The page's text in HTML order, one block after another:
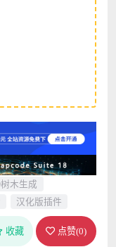
木生成
汉化版插件
收藏 点赞(0)